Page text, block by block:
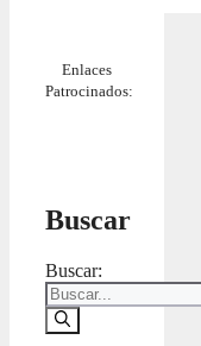
Enlaces
Patrocinados:
Buscar
Buscar: